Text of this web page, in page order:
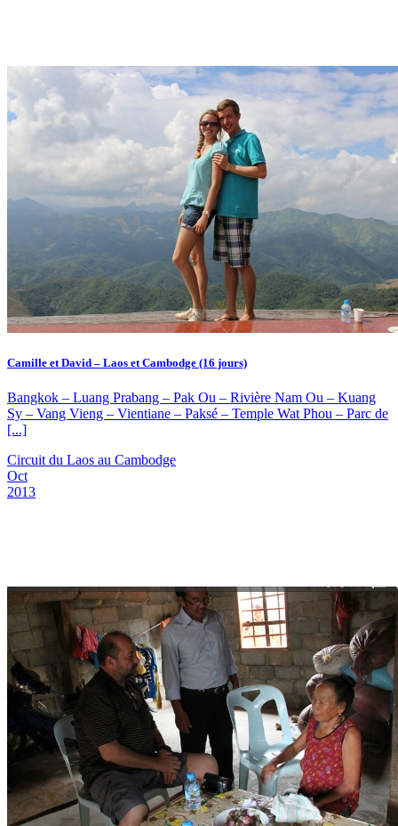
Camille et David – Laos et Cambodge (16 jours)
Bangkok – Luang Prabang – Pak Ou – Rivière Nam Ou – Kuang
Sy – Vang Vieng – Vientiane – Paksé – Temple Wat Phou – Parc de
[...]
Circuit du Laos au Cambodge
Oct
2013